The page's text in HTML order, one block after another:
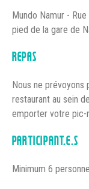
Mundo Namur -
pied de la gare de
REPAS
Nous ne prévoyons
restaurant au sein
emporter votre pic-
PARTICIPANT.E.S
Minimum 6